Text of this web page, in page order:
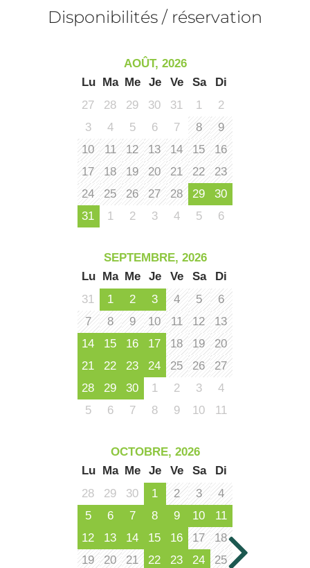
Disponibilités / réservation
AOÛT, 2026
Lu
Ma Me Je Ve Sa
Di
27
28 29 30 31 1
2
3
4 5 6 7 8
9
10
11 12 13 14 15
16
17
18 19 20 21 22
23
24
25 26 27 28 29
30
31
1 2 3 4 5 6
SEPTEMBRE, 2026
Lu
Ma Me Je Ve Sa
Di
31
1 2 3 4 5
6
7
8 9 10 11 12
13
14
15 16 17 18 19
20
21
22 23 24 25 26
27
28
29 30 1 2 3
4
5
6 7 8 9 10 11
OCTOBRE, 2026
Lu
Ma Me Je Ve Sa
Di
28
29 30 1 2 3
4
5
6 7 8 9 10
11
12
13 14 15 16 17
18
19
20 21 22 23 24 25